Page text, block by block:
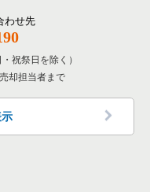
一覧
覧
一覧
案件一覧
一覧
一覧
わせ先
祝祭日を除く）
却担当者まで